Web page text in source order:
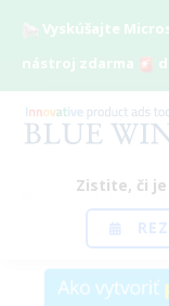
Vyskúšajte
nástroj zdarma
Zistite, či
Domov / Blog /
textové